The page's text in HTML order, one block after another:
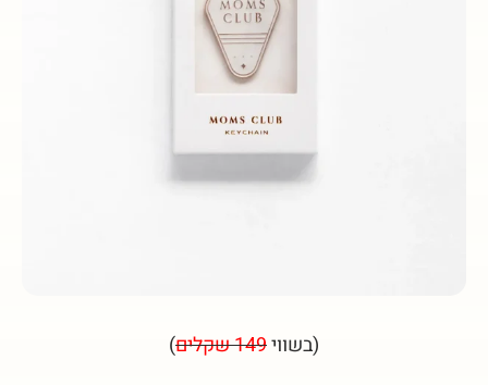
(בשווי149 שקלים
)